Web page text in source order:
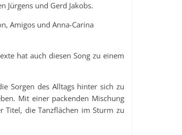
Jürgens und Gerd Jakobs.
Amigos und Anna-Carina
hat auch diesen Song zu einem
Sorgen des Alltags hinter sich zu
Mit einer packenden Mischung
Titel, die Tanzflächen im Sturm zu